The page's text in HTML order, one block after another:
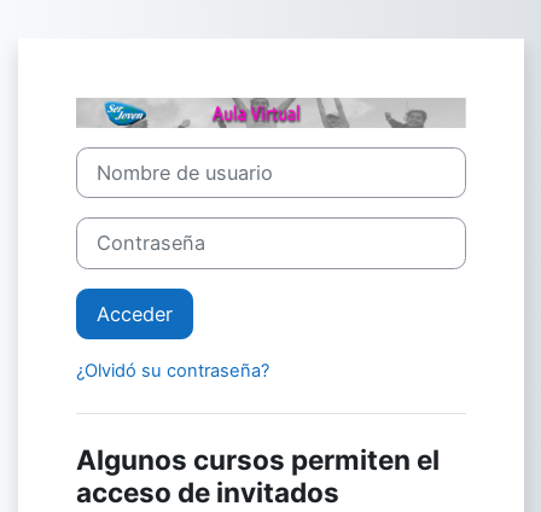
Entrar a
Nombre de usuario
Contraseña
Acceder
¿Olvidó su contraseña?
Algunos cursos permiten el
acceso de invitados